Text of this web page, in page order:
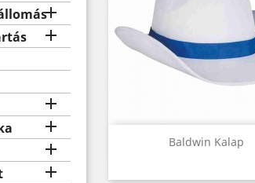






Baldwin Kalap
Előnézet